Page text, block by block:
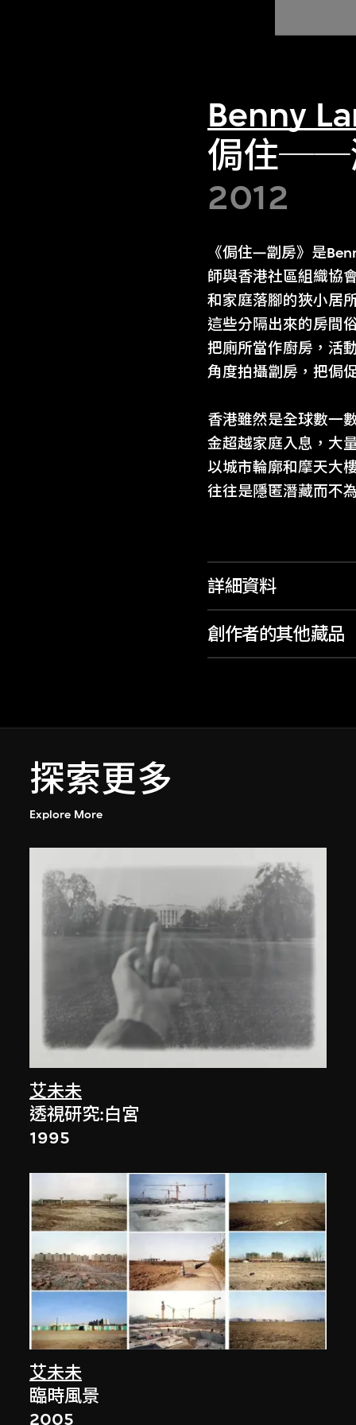
Benny
侷住──
2012
《侷住—劏房》是
師與香港社區組織協
和家庭落腳的狹小居
這些分隔出來的房間
把廁所當作廚房，活
角度拍攝劏房，把侷
香港雖然是全球數一
金超越家庭入息，大
以城市輪廓和摩天大
往往是隱匿潛藏而不
詳細資料
創作者的其他藏品
探索更多
Explore More
艾未未
透視研究:白宮
1995
艾未未
臨時風景
2005